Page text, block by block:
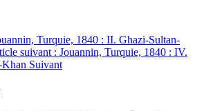
Turquie, 1840 : II. Ghazi-Sultan-
suivant : Jouannin, Turquie, 1840 : IV.
Suivant